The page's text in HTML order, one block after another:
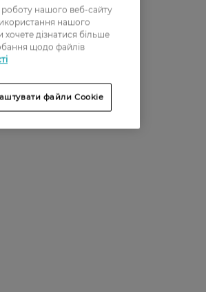
нашого веб-сайту
нашого
дізнатися більше
щодо файлів
файли Cookie